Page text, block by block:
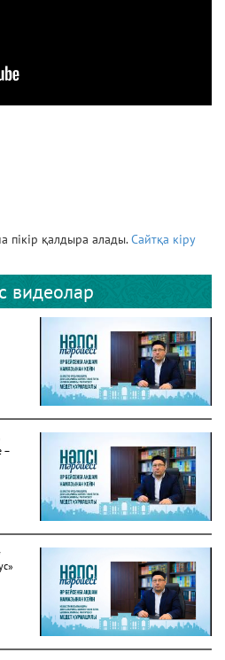
пікір қалдыра алады.Сайтқа кіру
видеолар
–